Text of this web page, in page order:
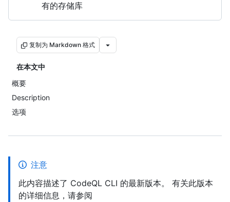
有的存储库
复制为 Markdown 格式
在本文中
概要
Description
选项
注意
此内容描述了 CodeQL CLI 的最新版本。 有关此版本
的详细信息，请参阅